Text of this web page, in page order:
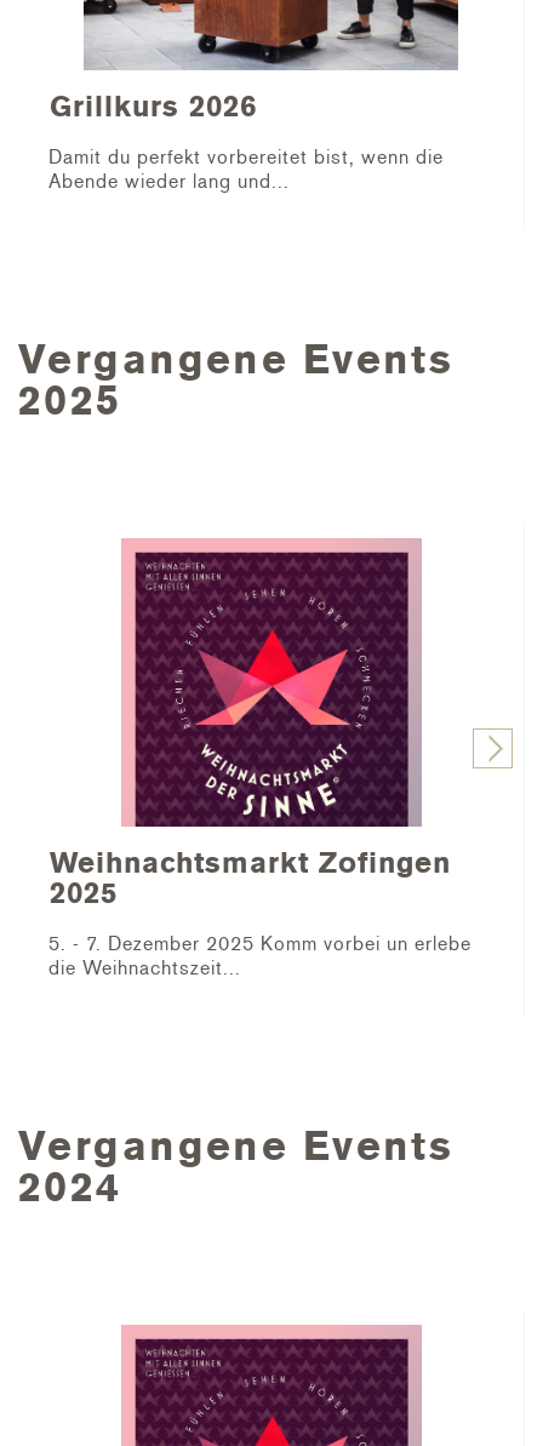
Grillkurs 2026
Damit du perfekt vorbereitet bist, wenn die
Abende wieder lang und...
Vergangene Events
2025
Weihnachtsmarkt Zofingen
2025
5. - 7. Dezember 2025 Komm vorbei un erlebe
die Weihnachtszeit...
Vergangene Events
2024